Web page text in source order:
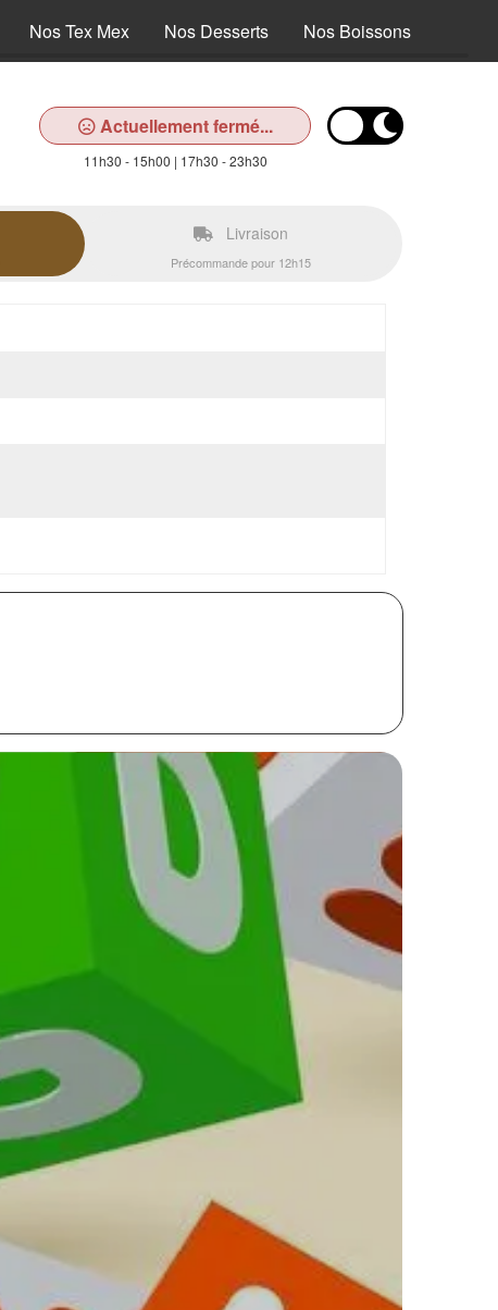
Nos Tex Mex Nos Desserts Nos Boissons
Actuellement fermé...
11h30 - 15h00 | 17h30 - 23h30
Livraison
Précommande pour 12h15